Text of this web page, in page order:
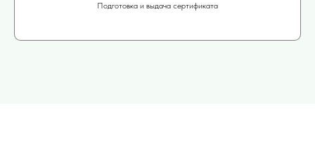
Подготовка и выдача сертификата